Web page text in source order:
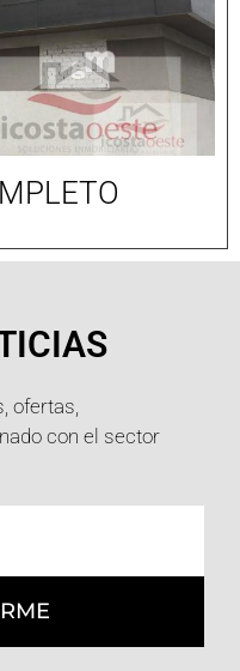
ofertas,
con el sector